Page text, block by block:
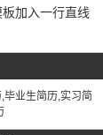
加入一行直线
,毕业生简历,实习简